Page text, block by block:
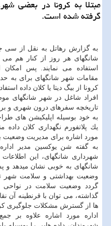
مبتلا به كرونا در بعضی
گرفته شده است.
به گزارش رهاتل به نقل از سی
شانگهای هر روز از كنار هم
استفاده می نمایند. پس امكان
مقامات شهر شانگهای برای به
كرونا از بیگ دیتا یا كلان داده
افراد شاغل در شهر شانگهای
تاریخچه سفرهای درون شهری و
به خود بوسیله اپلیكیشن های
یك پلاتفورم نگهداری كلان
مورد اشاره برای مدیریت وضعیت
به گفته شن یوكسین مدیر
شهرداری شانگهای، این
شانگهای به خوبی نشان میدهد و
وضعیت بهداشتی و سلامت شهر
گردد وضعیت سلامت در
گذاشته، می توان با قرنطینه آن
ها از گسترش مشكلات جلوگیری
اداره مورد اشاره علاوه بر